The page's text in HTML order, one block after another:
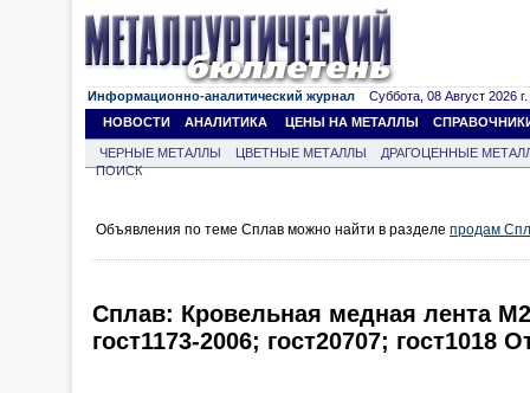
Информационно-аналитический журнал Суббота, 08 Август 2026 г.
НОВОСТИ
АНАЛИТИКА ЦЕНЫ НА МЕТАЛЛЫ
ЧЕРНЫЕ МЕТАЛЛЫ ЦВЕТНЫЕ МЕТАЛЛЫ
ДРАГОЦЕННЫЕ
ПОИСК
Объявления по теме Сплав можно найти в разделе продам
Сплав: Кровельная медная лента
гост1173-2006; гост20707; гост1018